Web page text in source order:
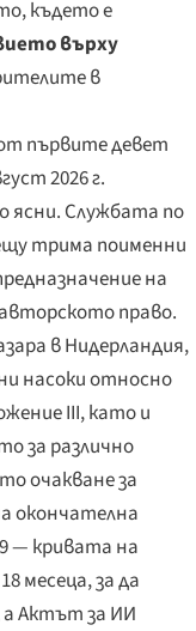
където е
върху
в
първите девет
2026 г.
ясни. Службата по
трима поименни
на
право.
в Нидерландия,
насоки относно
III, като и
за различно
очакване за
окончателна
— кривата на
месеца, за да
а Актът за ИИ